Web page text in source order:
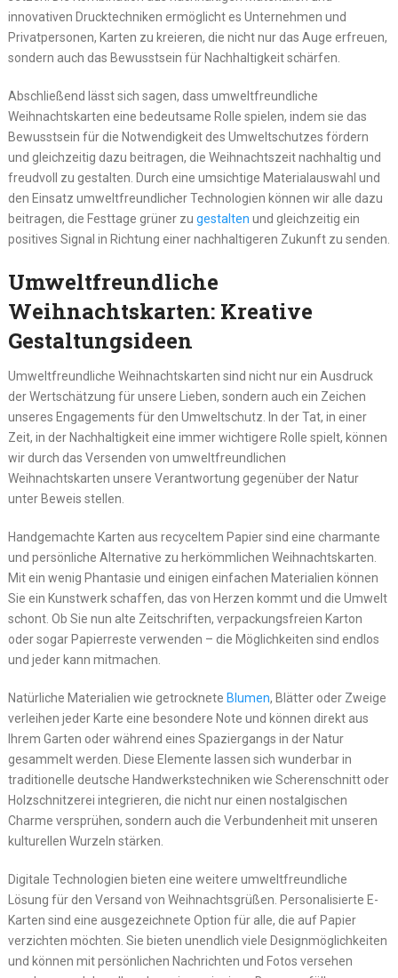
innovativen Drucktechniken ermöglicht es Unternehmen und
Privatpersonen, Karten zu kreieren, die nicht nur das Auge erfreuen,
sondern auch das Bewusstsein für Nachhaltigkeit schärfen.
Abschließend lässt sich sagen, dass umweltfreundliche
Weihnachtskarten eine bedeutsame Rolle spielen, indem sie das
Bewusstsein für die Notwendigkeit des Umweltschutzes fördern
und gleichzeitig dazu beitragen, die Weihnachtszeit nachhaltig und
freudvoll zu gestalten. Durch eine umsichtige Materialauswahl und
den Einsatz umweltfreundlicher Technologien können wir alle dazu
beitragen, die Festtage grüner zu gestalten und gleichzeitig ein
positives Signal in Richtung einer nachhaltigeren Zukunft zu senden.
Umweltfreundliche
Weihnachtskarten: Kreative
Gestaltungsideen
Umweltfreundliche Weihnachtskarten sind nicht nur ein Ausdruck
der Wertschätzung für unsere Lieben, sondern auch ein Zeichen
unseres Engagements für den Umweltschutz. In der Tat, in einer
Zeit, in der Nachhaltigkeit eine immer wichtigere Rolle spielt, können
wir durch das Versenden von umweltfreundlichen
Weihnachtskarten unsere Verantwortung gegenüber der Natur
unter Beweis stellen.
Handgemachte Karten aus recyceltem Papier sind eine charmante
und persönliche Alternative zu herkömmlichen Weihnachtskarten.
Mit ein wenig Phantasie und einigen einfachen Materialien können
Sie ein Kunstwerk schaffen, das von Herzen kommt und die Umwelt
schont. Ob Sie nun alte Zeitschriften, verpackungsfreien Karton
oder sogar Papierreste verwenden – die Möglichkeiten sind endlos
und jeder kann mitmachen.
Natürliche Materialien wie getrocknete Blumen, Blätter oder Zweige
verleihen jeder Karte eine besondere Note und können direkt aus
Ihrem Garten oder während eines Spaziergangs in der Natur
gesammelt werden. Diese Elemente lassen sich wunderbar in
traditionelle deutsche Handwerkstechniken wie Scherenschnitt oder
Holzschnitzerei integrieren, die nicht nur einen nostalgischen
Charme versprühen, sondern auch die Verbundenheit mit unseren
kulturellen Wurzeln stärken.
Digitale Technologien bieten eine weitere umweltfreundliche
Lösung für den Versand von Weihnachtsgrüßen. Personalisierte E-
Karten sind eine ausgezeichnete Option für alle, die auf Papier
verzichten möchten. Sie bieten unendlich viele Designmöglichkeiten
und können mit persönlichen Nachrichten und Fotos versehen